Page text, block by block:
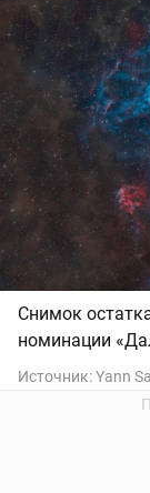
Снимок
номинации
Источник:Yann